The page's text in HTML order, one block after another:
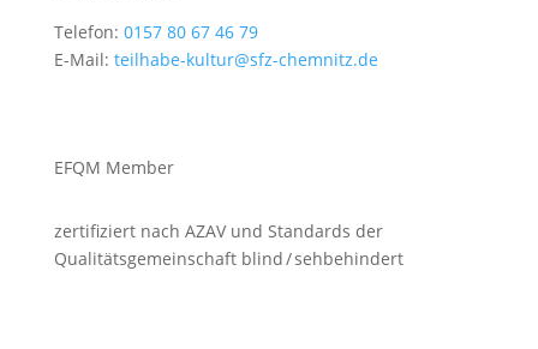
Telefon: 0157 80 67 46 79
E-Mail: teilhabe-kultur@sfz-chemnitz.de
EFQM Member
zertifiziert nach AZAV und Standards der
Qualitätsgemeinschaft blind / sehbehindert